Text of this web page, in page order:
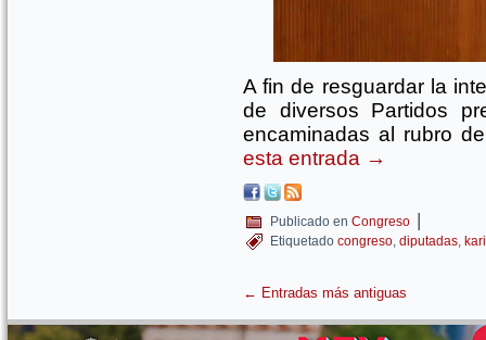
A fin de resguardar la
de diversos Partidos
encaminadas al rubro
esta entrada →
Publicado en Congreso |
Etiquetado congreso, diputadas,
← Entradas más antiguas